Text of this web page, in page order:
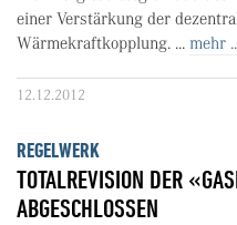
einer Verstärkung der
Wärmekraftkopplung. ... mehr
12.12.2012
REGELWERK
TOTALREVISION DER
ABGESCHLOSSEN